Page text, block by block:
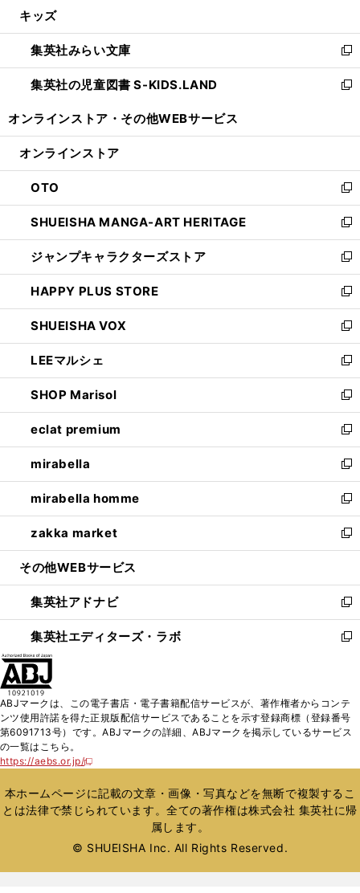
開
く
ウ
で
開
く
ン
ド
ウ
で
ウ
ィ
ン
ド
開
キッズ
集英社みらい文庫
新
し
い
ン
ウ
で
開
く
集英社の児童図書 S-KIDS.LAND
新
ウ
ン
ド
ウ
で
開
く
オンラインストア・ その他WEBサービス
オンラインストア
OTO
新
し
い
ウ
ィ
ン
ド
ウ
で
開
く
SHUEISHA MANGA-ART HERITAGE
新
し
い
ウ
ィ
ン
ド
ウ
で
開
く
ジャンプキャラクターズストア
新
し
い
ウ
ィ
ン
ド
ウ
で
開
く
HAPPY PLUS STORE
新
し
い
ウ
ィ
ン
ド
ウ
で
開
く
SHUEISHA VOX
新
し
い
ウ
ィ
ン
ド
ウ
で
開
く
LEEマルシェ
新
し
い
ウ
ィ
ン
ド
ウ
で
開
く
SHOP Marisol
新
し
い
ウ
ィ
ン
ド
ウ
で
開
eclat premium
新
し
い
ウ
ィ
ン
ド
ウ
開
く
mirabella
新
し
い
ウ
ィ
ン
ウ
で
開
く
mirabella homme
新
し
い
ウ
ン
ド
ウ
で
zakka market
新
し
ウ
ィ
ン
ド
く
その他WEBサービス
集英社アドナビ
新
し
い
ド
ウ
で
集英社エディターズ・ラボ
新
ィ
ン
ド
開
く
ABJマークは、この電子書店・電子書籍配信サービスが、著作権者からコンテ
ンツ使用許諾を得た正規版配信サービスであることを示す登録商標（登録番号
第6091713号）です。ABJマークの詳細、ABJマークを掲示しているサービス
の一覧はこちら。
https://aebs.or.jp/
新
い
ウ
ィ
ウ
本ホームページに記載の文章・画像・写真などを無断で複製するこ
とは法律で禁じられています。全ての著作権は株式会社 集英社に帰
属します。
© SHUEISHA Inc. All Rights Reserved.